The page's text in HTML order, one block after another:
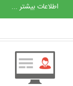
اطلاعات بیشتر ...